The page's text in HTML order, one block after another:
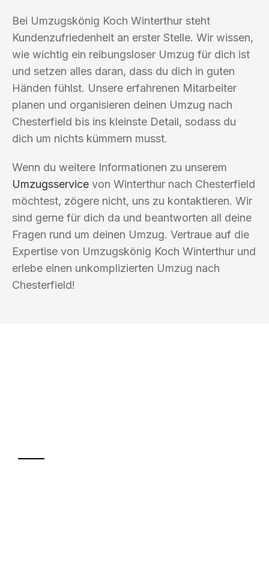
Bei Umzugskönig Koch Winterthur steht
Kundenzufriedenheit an erster Stelle. Wir wissen,
wie wichtig ein reibungsloser Umzug für dich ist
und setzen alles daran, dass du dich in guten
Händen fühlst. Unsere erfahrenen Mitarbeiter
planen und organisieren deinen Umzug nach
Chesterfield bis ins kleinste Detail, sodass du
dich um nichts kümmern musst.
Wenn du weitere Informationen zu unserem
Umzugsservice von Winterthur nach Chesterfield
möchtest, zögere nicht, uns zu kontaktieren. Wir
sind gerne für dich da und beantworten all deine
Fragen rund um deinen Umzug. Vertraue auf die
Expertise von Umzugskönig Koch Winterthur und
erlebe einen unkomplizierten Umzug nach
Chesterfield!